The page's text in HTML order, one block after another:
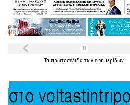
Τα πρωτοσέλιδα των εφημερίδων